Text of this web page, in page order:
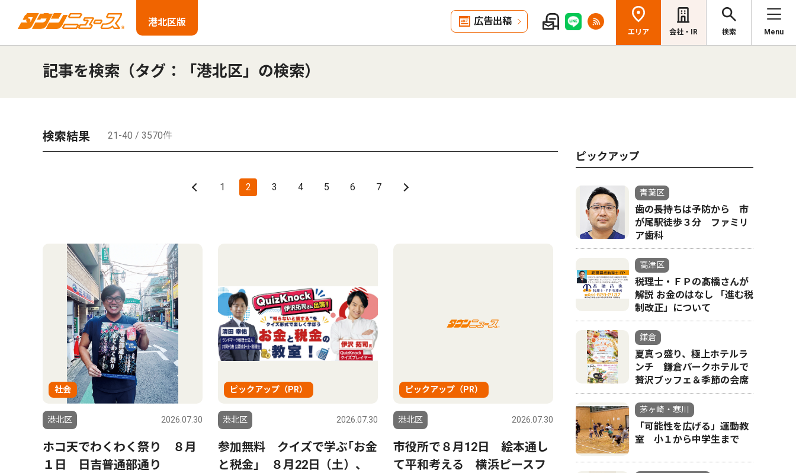
港北区版 広告出稿
エリア 会社・IR 検索 Menu
記事を検索（タグ：「港北区」の検索）
検索結果 21-40 / 3570件
1 2 3 4 5 6 7
社会
港北区 2026.07.30
ホコ天でわくわく祭り ８月
１日 日吉普通部通り
ピックアップ（PR）
港北区 2026.07.30
参加無料 クイズで学ぶ｢お金
と税金｣ ８月22日（土）、
ピックアップ（PR）
港北区 2026.07.30
市役所で８月12日 絵本通し
て平和考える 横浜ピースフ
ピックアップ
青葉区
歯の長持ちは予防から 市
が尾駅徒歩３分 ファミリ
ア歯科
高津区
税理士・ＦＰの髙橋さんが
解説 お金のはなし 「進む税
制改正」について
鎌倉
夏真っ盛り、極上ホテルラ
ンチ 鎌倉パークホテルで
贅沢ブッフェ＆季節の会席
茅ヶ崎・寒川
「可能性を広げる」運動教
室 小１から中学生まで